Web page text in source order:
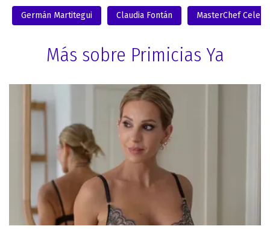
Germán Martitegui Claudia Fontán MasterChef
Más sobre Primicias Ya